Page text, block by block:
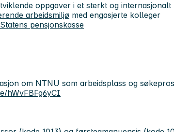
oppgaver i et sterkt og internasjonalt
arbeidsmiljø med engasjerte kolleger
Statens pensjonskasse
om NTNU som arbeidsplass og
hWvFBFg6yCI